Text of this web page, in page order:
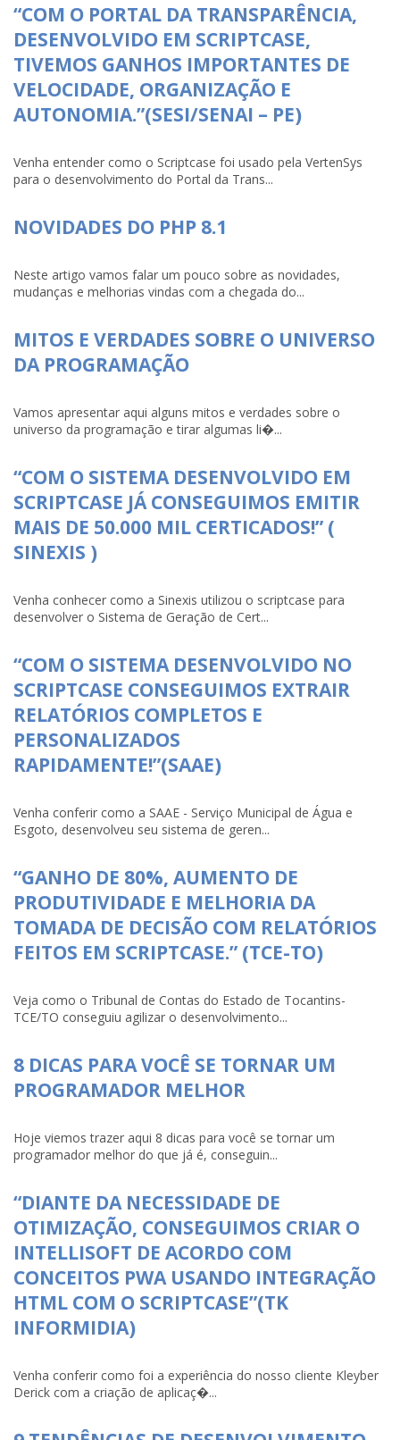
“COM O PORTAL DA TRANSPARÊNCIA,
DESENVOLVIDO EM SCRIPTCASE,
TIVEMOS GANHOS IMPORTANTES DE
VELOCIDADE, ORGANIZAÇÃO E
AUTONOMIA.”(SESI/SENAI – PE)
Venha entender como o Scriptcase foi usado pela VertenSys
para o desenvolvimento do Portal da Trans...
NOVIDADES DO PHP 8.1
Neste artigo vamos falar um pouco sobre as novidades,
mudanças e melhorias vindas com a chegada do...
MITOS E VERDADES SOBRE O UNIVERSO
DA PROGRAMAÇÃO
Vamos apresentar aqui alguns mitos e verdades sobre o
universo da programação e tirar algumas li�...
“COM O SISTEMA DESENVOLVIDO EM
SCRIPTCASE JÁ CONSEGUIMOS EMITIR
MAIS DE 50.000 MIL CERTICADOS!” (
SINEXIS )
Venha conhecer como a Sinexis utilizou o scriptcase para
desenvolver o Sistema de Geração de Cert...
“COM O SISTEMA DESENVOLVIDO NO
SCRIPTCASE CONSEGUIMOS EXTRAIR
RELATÓRIOS COMPLETOS E
PERSONALIZADOS
RAPIDAMENTE!”(SAAE)
Venha conferir como a SAAE - Serviço Municipal de Água e
Esgoto, desenvolveu seu sistema de geren...
“GANHO DE 80%, AUMENTO DE
PRODUTIVIDADE E MELHORIA DA
TOMADA DE DECISÃO COM RELATÓRIOS
FEITOS EM SCRIPTCASE.” (TCE-TO)
Veja como o Tribunal de Contas do Estado de Tocantins-
TCE/TO conseguiu agilizar o desenvolvimento...
8 DICAS PARA VOCÊ SE TORNAR UM
PROGRAMADOR MELHOR
Hoje viemos trazer aqui 8 dicas para você se tornar um
programador melhor do que já é, conseguin...
“DIANTE DA NECESSIDADE DE
OTIMIZAÇÃO, CONSEGUIMOS CRIAR O
INTELLISOFT DE ACORDO COM
CONCEITOS PWA USANDO INTEGRAÇÃO
HTML COM O SCRIPTCASE”(TK
INFORMIDIA)
Venha conferir como foi a experiência do nosso cliente Kleyber
Derick com a criação de aplicaç�...